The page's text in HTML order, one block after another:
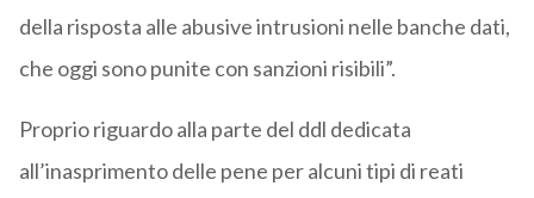
della risposta alle abusive intrusioni nelle banche dati,
che oggi sono punite con sanzioni risibili”.
Proprio riguardo alla parte del ddl dedicata
all’inasprimento delle pene per alcuni tipi di reati